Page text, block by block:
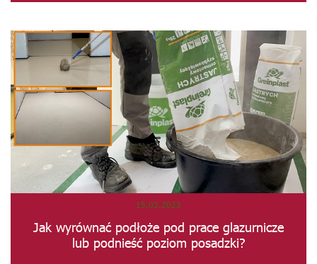
15.02.2023
Jak wyrównać podłoże pod prace glazurnicze
lub podnieść poziom posadzki?